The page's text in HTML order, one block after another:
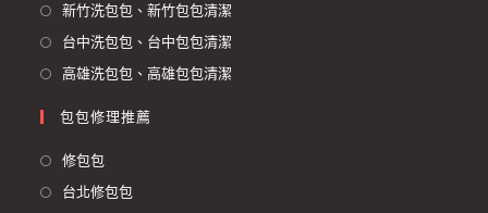
新竹洗包包、新竹包包清潔
台中洗包包、台中包包清潔
高雄洗包包、高雄包包清潔
包包修理推薦
修包包
台北修包包